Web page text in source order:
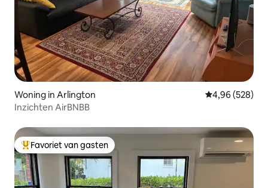
Woning in Arlington Gemiddelde
4,96 (528)
Inzichten AirBNBB
Topfavoriet van gasten
Favoriet van gasten